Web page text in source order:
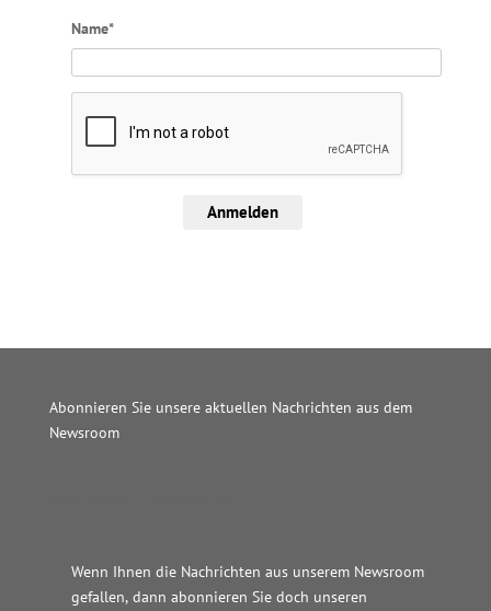
Name*
Anmelden
Abonnieren Sie unsere aktuellen Nachrichten aus dem
Newsroom
Wenn Ihnen die Nachrichten aus unserem Newsroom
gefallen, dann abonnieren Sie doch unseren